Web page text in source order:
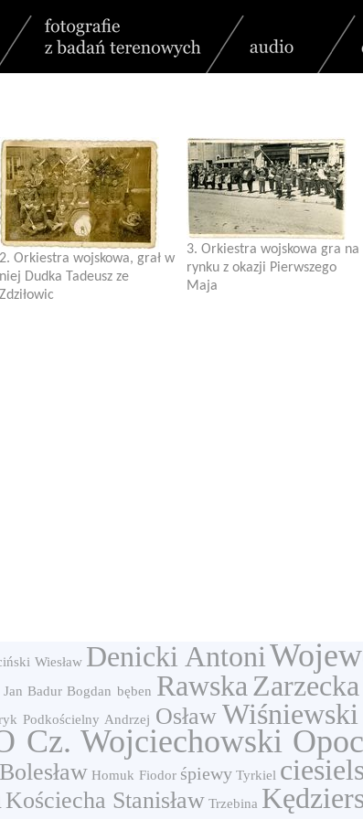
2. Orkiestra wojskowa, grał w
niej Dudka Tadeusz ze
Zdziłowic
3. Orkiestra wojskowa gra na
rynku z okazji Pierwszego
Maja
Wiesław Denicki Antoni
Badur Bogdan bęben Rawska
Podkościelny Andrzej Osław Wiśniewski
Cz. Wojciechowski
Homuk Fiodor śpiewy Tyrkiel
Kościecha Stanisław Trzebina